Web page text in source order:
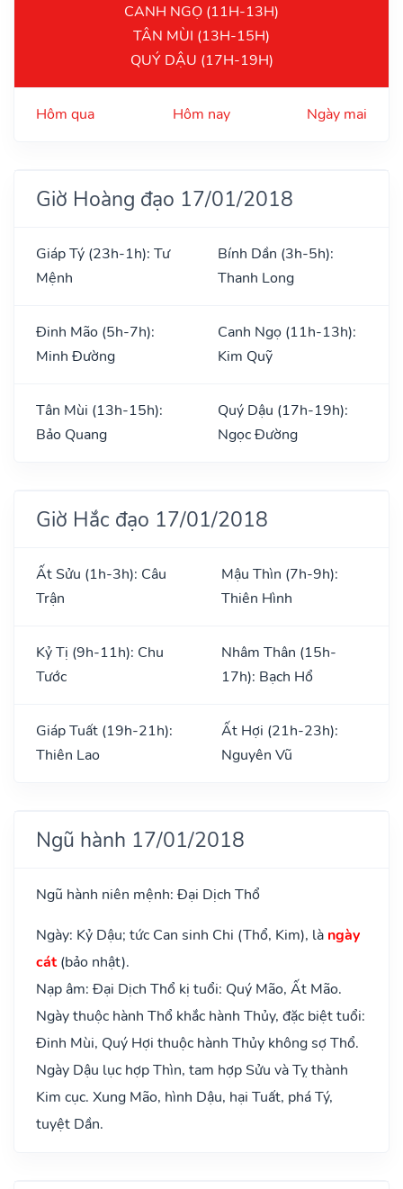
CANH NGỌ (11H-13H)
TÂN MÙI (13H-15H)
QUÝ DẬU (17H-19H)
Hôm qua Hôm nay Ngày mai
Giờ Hoàng đạo 17/01/2018
Giáp Tý (23h-1h): Tư
Mệnh
Bính Dần (3h-5h):
Thanh Long
Đinh Mão (5h-7h):
Minh Đường
Canh Ngọ (11h-13h):
Kim Quỹ
Tân Mùi (13h-15h):
Bảo Quang
Quý Dậu (17h-19h):
Ngọc Đường
Giờ Hắc đạo 17/01/2018
Ất Sửu (1h-3h): Câu
Trận
Mậu Thìn (7h-9h):
Thiên Hình
Kỷ Tị (9h-11h): Chu
Tước
Nhâm Thân (15h-
17h): Bạch Hổ
Giáp Tuất (19h-21h):
Thiên Lao
Ất Hợi (21h-23h):
Nguyên Vũ
Ngũ hành 17/01/2018
Ngũ hành niên mệnh: Đại Dịch Thổ
Ngày: Kỷ Dậu; tức Can sinh Chi (Thổ, Kim), là ngày
cát(bảo nhật).
Nạp âm: Đại Dịch Thổ kị tuổi: Quý Mão, Ất Mão.
Ngày thuộc hành Thổ khắc hành Thủy, đặc biệt tuổi:
Đinh Mùi, Quý Hợi thuộc hành Thủy không sợ Thổ.
Ngày Dậu lục hợp Thìn, tam hợp Sửu và Tỵ thành
Kim cục. Xung Mão, hình Dậu, hại Tuất, phá Tý,
tuyệt Dần.